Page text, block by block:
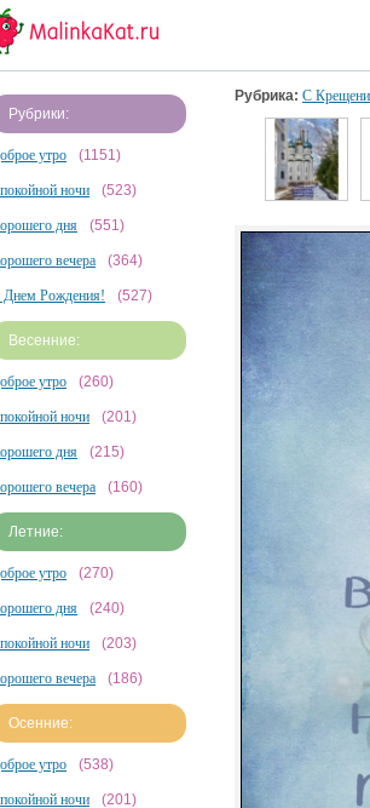
Рубрики:
утро (1151)
ночи (523)
дня (551)
вечера (364)
Рождения! (527)
Весенние:
утро (260)
ночи (201)
дня (215)
вечера (160)
Летние:
утро (270)
дня (240)
ночи (203)
вечера (186)
Осенние:
утро (538)
ночи (201)
Рубрика: С